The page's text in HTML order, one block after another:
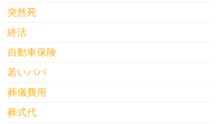
突然死
終活
自動車保険
若いパパ
葬儀費用
葬式代